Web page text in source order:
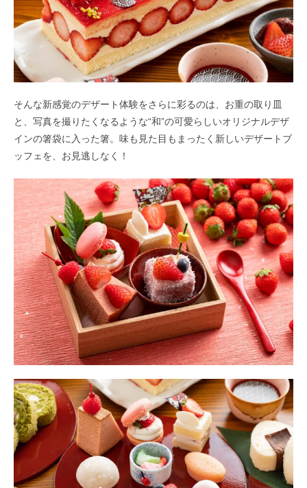
そんな新感覚のデザート体験をさらに彩るのは、お重の取り皿
と、写真を撮りたくなるような“和”の可愛らしいオリジナルデザ
インの箸袋に入った箸。味も見た目もまったく新しいデザートブ
ッフェを、お見逃しなく！